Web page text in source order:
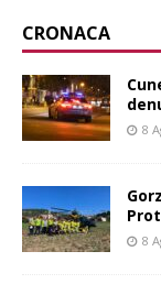
CRONACA
8
8